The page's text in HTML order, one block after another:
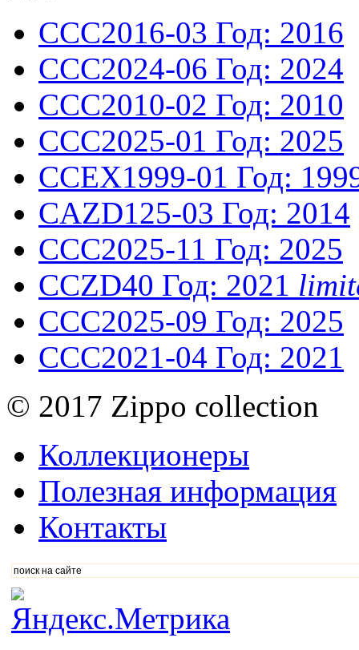
CCC2016-03 Год: 2016
CCC2024-06 Год: 2024
CCC2010-02 Год: 2010
CCC2025-01 Год: 2025
CCEX1999-01 Год:
CAZD125-03 Год: 2014
CCC2025-11 Год: 2025
CCZD40 Год: 2021
CCC2025-09 Год: 2025
CCC2021-04 Год: 2021
© 2017 Zippo collection
Коллекционеры
Полезная информация
Контакты